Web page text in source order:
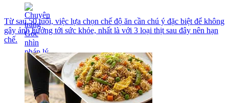
Từ sau 50 tuổi, việc lựa chọn chế độ ăn cần chú ý đặc biệt để không
gây ảnh hưởng tới sức khỏe, nhất là với 3 loại thịt sau đây nên hạn
chế.